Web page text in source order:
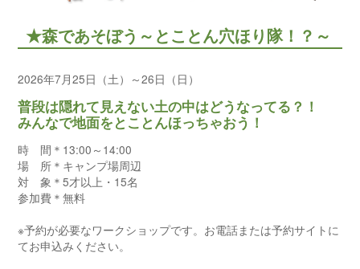
★森であそぼう～とことん穴ほり隊！？～
2026年7月25日（土）～26日（日）
普段は隠れて見えない土の中はどうなってる？！
みんなで地面をとことんほっちゃおう！
時 間＊13:00～14:00
場 所＊キャンプ場周辺
対 象＊5才以上・15名
参加費＊無料
※予約が必要なワークショップです。お電話または予約サイトに
てお申込みください。